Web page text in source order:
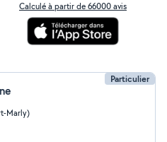
Calculé à partir de 66000 avis
Particulier
Marly)